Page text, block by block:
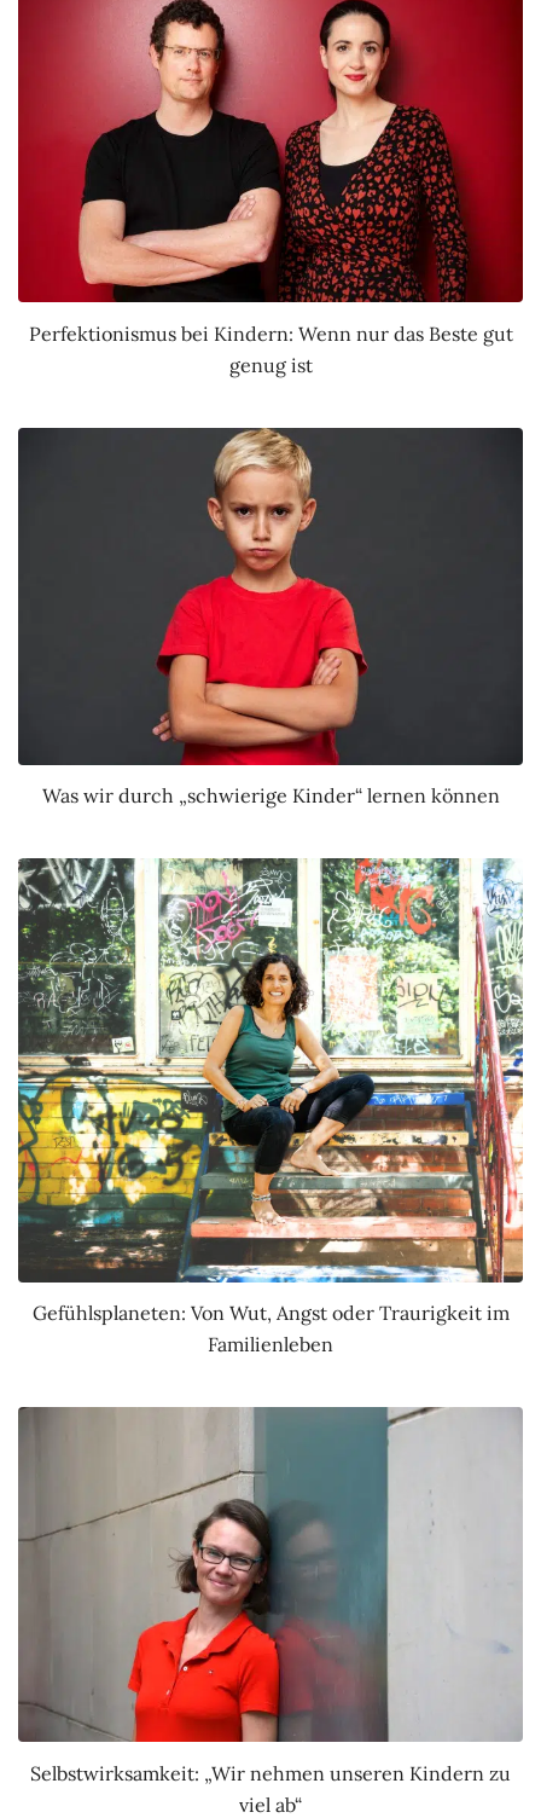
Perfektionismus bei Kindern: Wenn nur das Beste gut
genug ist
Was wir durch „schwierige Kinder“ lernen können
Gefühlsplaneten: Von Wut, Angst oder Traurigkeit im
Familienleben
Selbstwirksamkeit: „Wir nehmen unseren Kindern zu
viel ab“